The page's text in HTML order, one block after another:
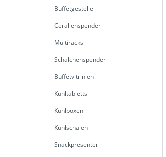
Buffetgestelle
Ceralienspender
Multiracks
Schälchenspender
Buffetvitrinien
Kühltabletts
Kühlboxen
Kühlschalen
Snackpresenter